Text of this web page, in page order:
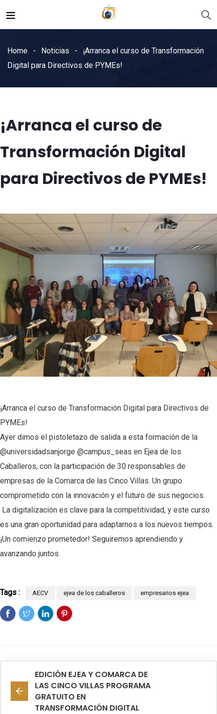
Home Noticias
¡Arranca el curso de Transformación
Digital para Directivos de PYMEs!
¡Arranca el curso de
Transformación Digital
para Directivos de PYMEs!
¡Arranca el curso de Transformación Digital para Directivos de
PYMEs!
Ayer dimos el pistoletazo de salida a esta formación de la
@universidadsanjorge @campus_seas en Ejea de los
Caballeros, con la participación de 30 responsables de
empresas de la Comarca de las Cinco Villas. Un grupo
comprometido con la innovación y el futuro de sus negocios.
La digitalización es clave para la competitividad, y este curso
es una gran oportunidad para adaptarnos a los nuevos tiempos.
¡Un comienzo prometedor! Seguiremos aprendiendo y
avanzando juntos.
Tags : AECV ejea de los caballeros empresarios ejea
EDICIÓN EJEA Y COMARCA DE
LAS CINCO VILLAS PROGRAMA
GRATUITO EN
TRANSFORMACIÓN DIGITAL